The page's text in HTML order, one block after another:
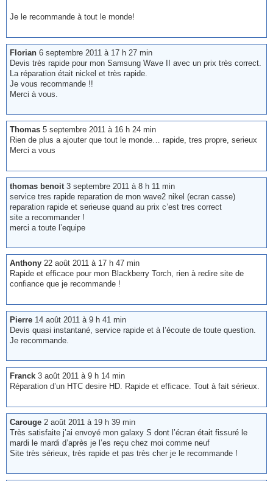
Je le recommande à tout le monde!
Florian 6 septembre 2011 à 17 h 27 min
Devis très rapide pour mon Samsung Wave II avec un prix très correct.
La réparation était nickel et très rapide.
Je vous recommande !!
Merci à vous.
Thomas 5 septembre 2011 à 16 h 24 min
Rien de plus a ajouter que tout le monde… rapide, tres propre, serieux
Merci a vous
thomas benoit 3 septembre 2011 à 8 h 11 min
service tres rapide reparation de mon wave2 nikel (ecran casse)
reparation rapide et serieuse quand au prix c’est tres correct
site a recommander !
merci a toute l’equipe
Anthony 22 août 2011 à 17 h 47 min
Rapide et efficace pour mon Blackberry Torch, rien à redire site de
confiance que je recommande !
Pierre 14 août 2011 à 9 h 41 min
Devis quasi instantané, service rapide et à l’écoute de toute question.
Je recommande.
Franck 3 août 2011 à 9 h 14 min
Réparation d’un HTC desire HD. Rapide et efficace. Tout à fait sérieux.
Carouge 2 août 2011 à 19 h 39 min
Très satisfaite j’ai envoyé mon galaxy S dont l’écran était fissuré le
mardi le mardi d’après je l’es reçu chez moi comme neuf
Site très sérieux, très rapide et pas très cher je le recommande !